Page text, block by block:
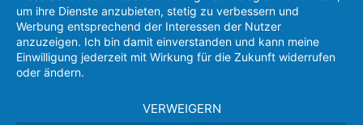
um ihre Dienste anzubieten, stetig zu verbessern und
Werbung entsprechend der Interessen der Nutzer
anzuzeigen. Ich bin damit einverstanden und kann meine
Einwilligung jederzeit mit Wirkung für die Zukunft widerrufen
oder ändern.
VERWEIGERN